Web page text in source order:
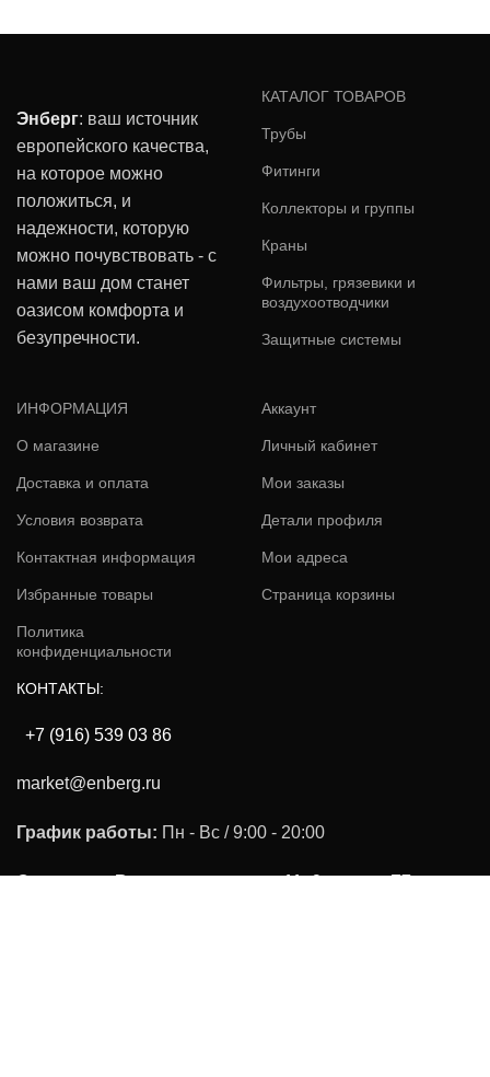
Энберг: ваш источник
европейского качества,
на которое можно
положиться, и
надежности, которую
можно почувствовать - с
нами ваш дом станет
оазисом комфорта и
безупречности.
КАТАЛОГ ТОВАРОВ
Трубы
Фитинги
Коллекторы и группы
Краны
Фильтры, грязевики и
воздухоотводчики
Защитные системы
ИНФОРМАЦИЯ
О магазине
Доставка и оплата
Условия возврата
Контактная информация
Избранные товары
Политика
конфиденциальности
Аккаунт
Личный кабинет
Мои заказы
Детали профиля
Мои адреса
Страница корзины
КОНТАКТЫ:
+7 (916) 539 03 86
market@enberg.ru
График работы: Пн - Вс / 9:00 - 20:00
Одинцово, Внуковская улица, 11с9 скалад F7